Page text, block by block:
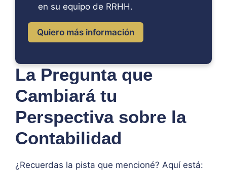
en su equipo de RRHH.
Quiero más información
La Pregunta que
Cambiará tu
Perspectiva sobre la
Contabilidad
¿Recuerdas la pista que mencioné? Aquí está: